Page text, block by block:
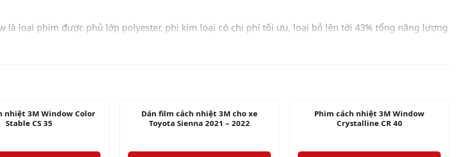
là loại phim được phủ lớp polyester, phi kim loại có chi phí tối ưu, loại bỏ lên tới 43% tổng năng lượng
năng lượng mặt trời đi qua cửa sổ xe của bạn và chặn gần như toàn bộ lượng tia UVA và UVB, những
da.
nhiệt 3M Window Color
Stable CS 35
Dán film cách nhiệt 3M cho xe
Toyota Sienna 2021 – 2022
Phim cách nhiệt 3M Window
Crystalline CR 40